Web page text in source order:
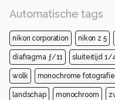
Automatische tags
nikon corporation nikon z 5
diafragma ƒ/11 sluitertijd 1/
wolk monochrome fotografie
landschap monochroom